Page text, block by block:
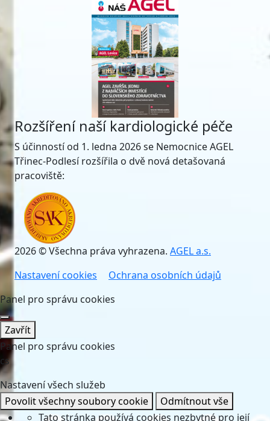
Rozšíření naší kardiologické péče
S účinností od 1. ledna 2026 se Nemocnice AGEL
Třinec-Podlesí rozšířila o dvě nová detašovaná
pracoviště:
2026 © Všechna práva vyhrazena. AGEL a.s.
Nastavení cookies
Ochrana osobních údajů
Panel pro správu cookies
Zavřít
Panel pro správu cookies
cs
Nastavení všech služeb
Povolit všechny soubory cookie
Odmítnout vše
Tato stránka používá cookies nezbytné pro její